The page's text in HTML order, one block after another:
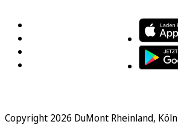
Copyright 2026 DuMont Rheinland, Köln